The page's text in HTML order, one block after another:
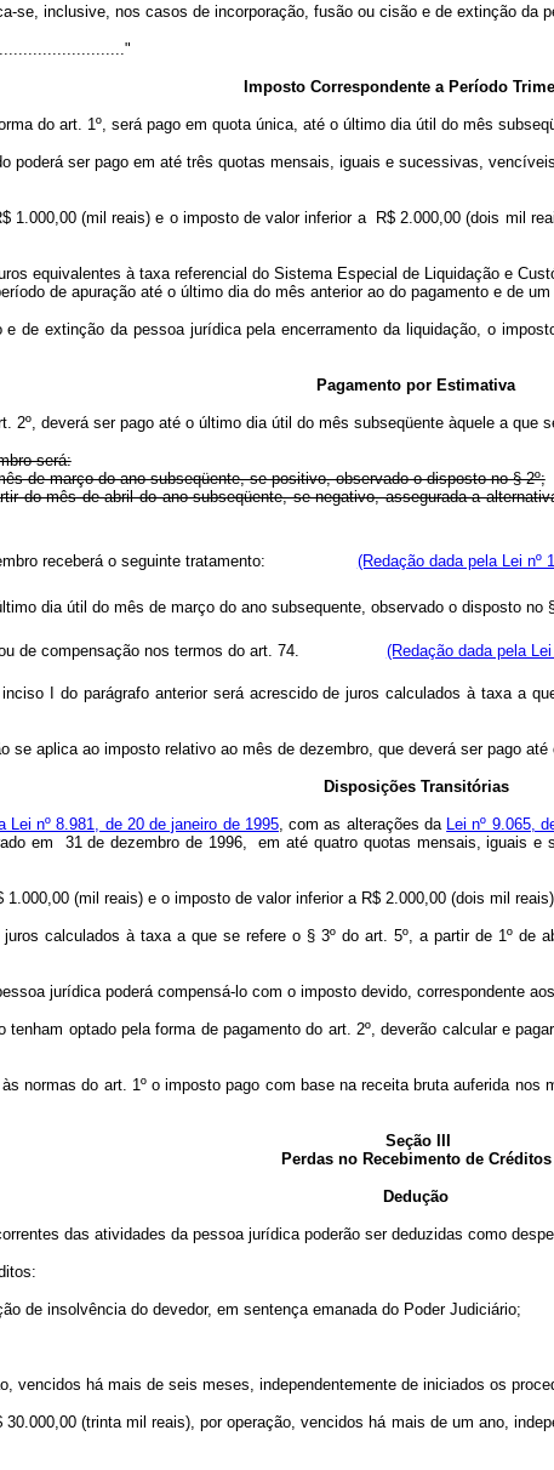
se, inclusive, nos casos de incorporação, fusão ou cisão e de extinção da
Imposto Correspondente a Período
do art. 1º, será pago em quota única, até o último dia útil do mês
poderá ser pago em até três quotas mensais, iguais e sucessivas,
1.000,00 (mil reais) e o imposto de valor inferior a R$ 2.000,00 (dois mil
equivalentes à taxa referencial do Sistema Especial de Liquidação e
de apuração até o último dia do mês anterior ao do pagamento e de
de extinção da pessoa jurídica pela encerramento da liquidação, o
Pagamento por Estimativa
2º, deverá ser pago até o último dia útil do mês subseqüente àquele a que
será:
de março do ano subseqüente, se positivo, observado o disposto no § 2º;
do mês de abril do ano subseqüente, se negativo, assegurada a
receberá o seguinte tratamento: (Redação dada pela Lei nº
dia útil do mês de março do ano subsequente, observado o disposto no
ou de compensação nos termos do art. 74. (Redação dada pela
I do parágrafo anterior será acrescido de juros calculados à taxa a
se aplica ao imposto relativo ao mês de dezembro, que deverá ser pago
Disposições Transitórias
Lei nº 8.981, de 20 de janeiro de 1995, com as alterações da Lei nº 9.065,
em 31 de dezembro de 1996, em até quatro quotas mensais, iguais
1.000,00 (mil reais) e o imposto de valor inferior a R$ 2.000,00 (dois mil
calculados à taxa a que se refere o § 3º do art. 5º, a partir de 1º
jurídica poderá compensá-lo com o imposto devido, correspondente
optado pela forma de pagamento do art. 2º, deverão calcular e
normas do art. 1º o imposto pago com base na receita bruta auferida
Seção III
Perdas no Recebimento de Créditos
Dedução
das atividades da pessoa jurídica poderão ser deduzidas como
de insolvência do devedor, em sentença emanada do Poder Judiciário;
vencidos há mais de seis meses, independentemente de iniciados os
(trinta mil reais), por operação, vencidos há mais de um ano,